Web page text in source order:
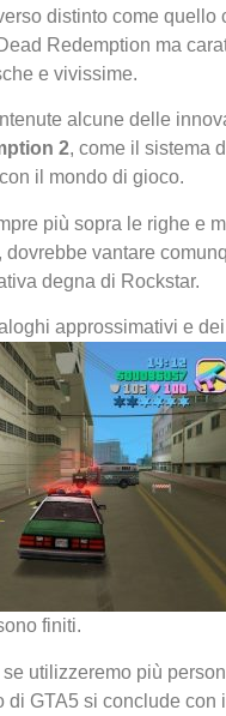
distinto come quello
Redemption ma
e vivissime.
alcune delle
2, come il sistema
il mondo di gioco.
più sopra le righe e
dovrebbe vantare
degna di Rockstar.
approssimativi e
finiti.
utilizzeremo più
di GTA5 si conclude con